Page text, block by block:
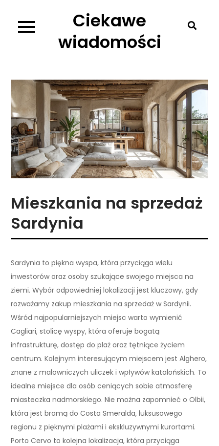
content
Ciekawe
wiadomości
Mieszkania na sprzedaż
Sardynia
Sardynia to piękna wyspa, która przyciąga wielu
inwestorów oraz osoby szukające swojego miejsca na
ziemi. Wybór odpowiedniej lokalizacji jest kluczowy, gdy
rozważamy zakup mieszkania na sprzedaż w Sardynii.
Wśród najpopularniejszych miejsc warto wymienić
Cagliari, stolicę wyspy, która oferuje bogatą
infrastrukturę, dostęp do plaż oraz tętniące życiem
centrum. Kolejnym interesującym miejscem jest Alghero,
znane z malowniczych uliczek i wpływów katalońskich. To
idealne miejsce dla osób ceniących sobie atmosferę
miasteczka nadmorskiego. Nie można zapomnieć o Olbii,
która jest bramą do Costa Smeralda, luksusowego
regionu z pięknymi plażami i ekskluzywnymi kurortami.
Porto Cervo to kolejna lokalizacja, która przyciąga